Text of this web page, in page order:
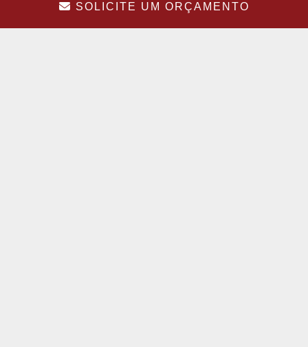
SOLICITE UM ORÇAMENTO
Pari
República
Santa Cecília